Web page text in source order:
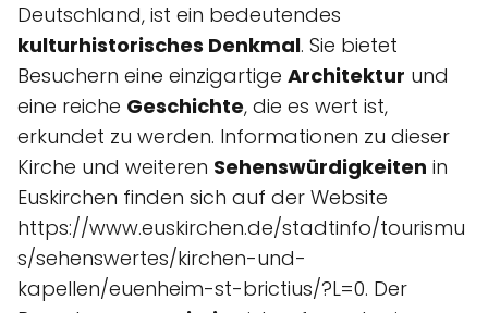
Deutschland, ist ein bedeutendes
kulturhistorisches Denkmal. Sie bietet
Besuchern eine einzigartige Architektur und
eine reiche Geschichte, die es wert ist,
erkundet zu werden. Informationen zu dieser
Kirche und weiteren Sehenswürdigkeiten in
Euskirchen finden sich auf der Website
https://www.euskirchen.de/stadtinfo/tourismu
s/sehenswertes/kirchen-und-
kapellen/euenheim-st-brictius/?L=0. Der